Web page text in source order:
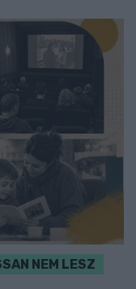
NEM LESZ